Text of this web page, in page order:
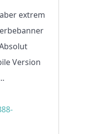
extrem
Version